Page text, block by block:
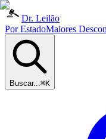
Dr. Leilão
Por EstadoMaiores
Buscar...⌘K